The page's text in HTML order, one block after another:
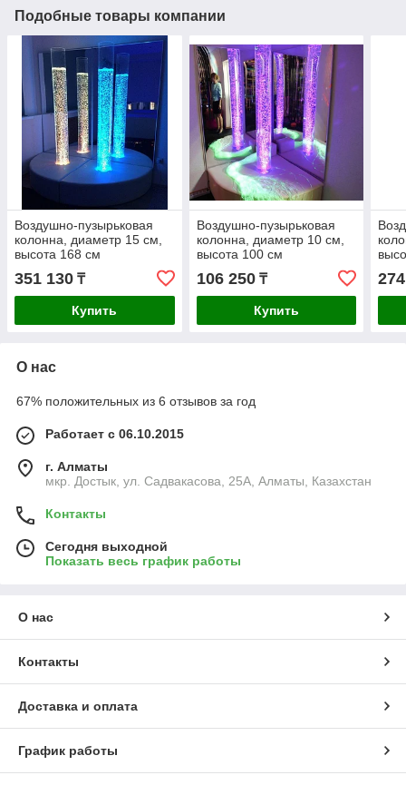
Подобные товары компании
Воздушно-пузырьковая
колонна, диаметр 15 см,
высота 168 см
351 130 ₸
Купить
Воздушно-пузырьковая
колонна, диаметр 10 см,
высота 100 см
106 250₸
Купить
О нас
67% положительных из 6 отзывов за год
Работает с 06.10.2015
г. Алматы
мкр. Достык, ул. Садвакасова, 25А, Алматы, Казахстан
Контакты
Сегодня выходной
Показать весь график работы
О нас
Контакты
Доставка и оплата
График работы